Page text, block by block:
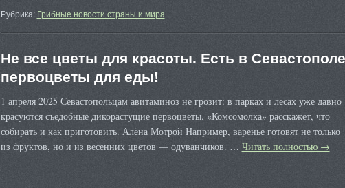
Рубрика: Грибные новости страны и мира
Не все цветы для красоты. Есть в Севастополе
первоцветы для еды!
1 апреля 2025 Севастопольцам авитаминоз не грозит: в парках и лесах уже давно
красуются съедобные дикорастущие первоцветы. «Комсомолка» расскажет, что
собирать и как приготовить. Алёна Мотрой Например, варенье готовят не только
из фруктов, но и из весенних цветов — одуванчиков. … Читать полностью →